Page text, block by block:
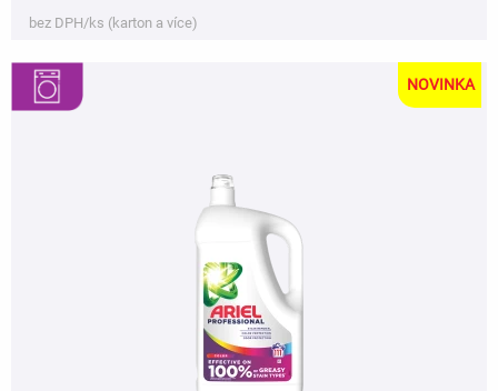
bez DPH/ks (karton a více)
NOVINKA